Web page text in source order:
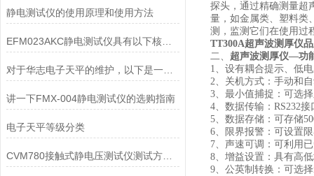
静电测试仪的使用原理和使用方法
EFM023AKC静电测试仪具有以下核心特点
对于华志电子天平的维护，以下是一些建议和注意事项
讲一下FMX-004静电测试仪的选购指南
电子天平等级分类
CVM780接触式静电压测试仪测试方式，大家可以来此看看
探头，通过精确测量超
量，如金属类、塑料类
测，监测它们在使用过
TT300A超声波测厚仪
二、 超声波测厚仪—功
1、设有耦合提示、低
2、关机方式：手动和
3、最小值捕捉：可选
4、数据传输：RS232
5、数据存储：可存储
6、限界报警：可设置
7、声速可调：可利用
8、增益设置：具有高
9、公英制转换：可选